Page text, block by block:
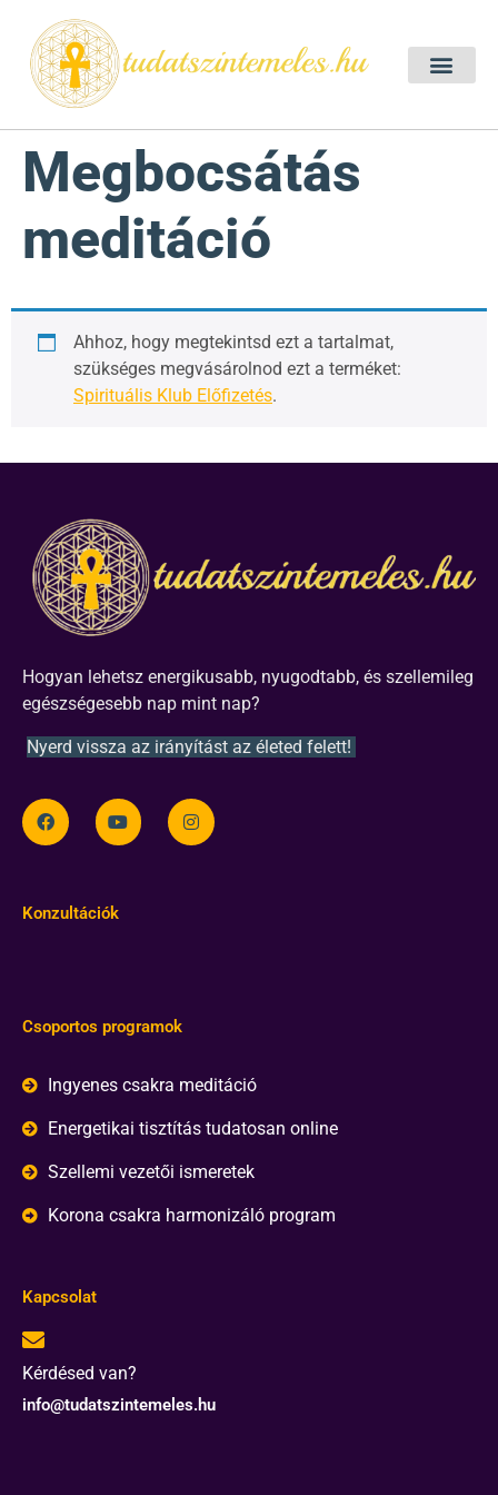
Megbocsátás
meditáció
Ahhoz, hogy megtekintsd ezt a tartalmat,
szükséges megvásárolnod ezt a terméket:
Spirituális Klub Előfizetés.
Hogyan lehetsz energikusabb, nyugodtabb, és szellemileg
egészségesebb nap mint nap?
Nyerd vissza az irányítást az életed felett!
Konzultációk
Csoportos programok
Ingyenes csakra meditáció
Energetikai tisztítás tudatosan online
Szellemi vezetői ismeretek
Korona csakra harmonizáló program
Kapcsolat
Kérdésed van?
info@tudatszintemeles.hu